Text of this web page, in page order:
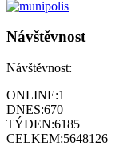
Návštěvnost
Návštěvnost:
ONLINE:1
DNES:670
TÝDEN:6185
CELKEM:5648126